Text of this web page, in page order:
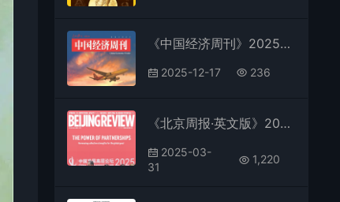
《中国经济周刊》2025年第23期全彩精校PDF杂志下载
2025-12-17 236
《北京周报·英文版》2025年第14期全彩精校PDF杂志下载
2025-03-
31
1,220